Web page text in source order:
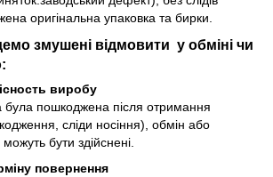
оригінальна упаковка та бирки.
змушені відмовити у обміні чи
виробу
пошкоджена після отримання
сліди носіння), обмін або
бути здійснені.
повернення